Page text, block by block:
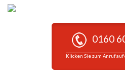
0160
Klicken Sie zum Anruf